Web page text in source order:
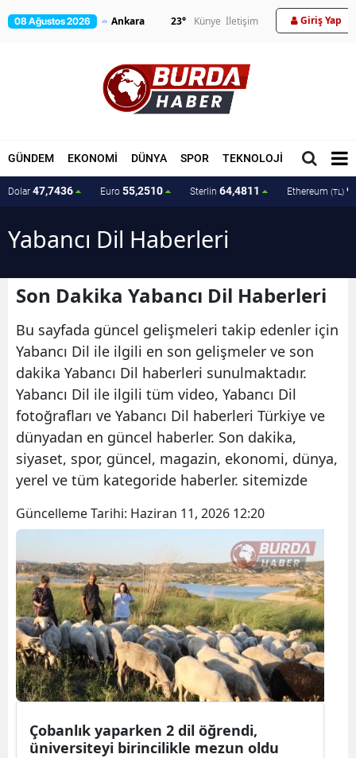
08 Ağustos 2026 23° Künye İletişim Giriş Yap
GÜNDEM EKONOMİ DÜNYA SPOR TEKNOLOJİ MAGAZİN
Dolar 47,7436 Euro 55,2510 Sterlin 64,4811 Ethereum (TL)
Yabancı Dil Haberleri
Son Dakika Yabancı Dil Haberleri
Bu sayfada güncel gelişmeleri takip edenler için
Yabancı Dil ile ilgili en son gelişmeler ve son
dakika Yabancı Dil haberleri sunulmaktadır.
Yabancı Dil ile ilgili tüm video, Yabancı Dil
fotoğrafları ve Yabancı Dil haberleri Türkiye ve
dünyadan en güncel haberler. Son dakika,
siyaset, spor, güncel, magazin, ekonomi, dünya,
yerel ve tüm kategoride haberler. sitemizde
Güncelleme Tarihi: Haziran 11, 2026 12:20
Çobanlık yaparken 2 dil öğrendi,
üniversiteyi birincilikle mezun oldu